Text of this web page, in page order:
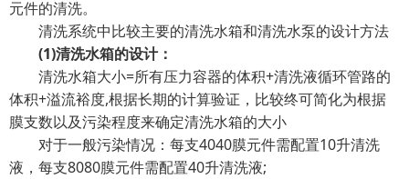
元件的清洗。
清洗系统中比较主要的清洗水箱和清洗水泵的设计方法
(1)清洗水箱的设计：
清洗水箱大小=所有压力容器的体积+清洗液循环管路的
体积+溢流裕度,根据长期的计算验证，比较终可简化为根据
膜支数以及污染程度来确定清洗水箱的大小
对于一般污染情况：每支4040膜元件需配置10升清洗
液，每支8080膜元件需配置40升清洗液;